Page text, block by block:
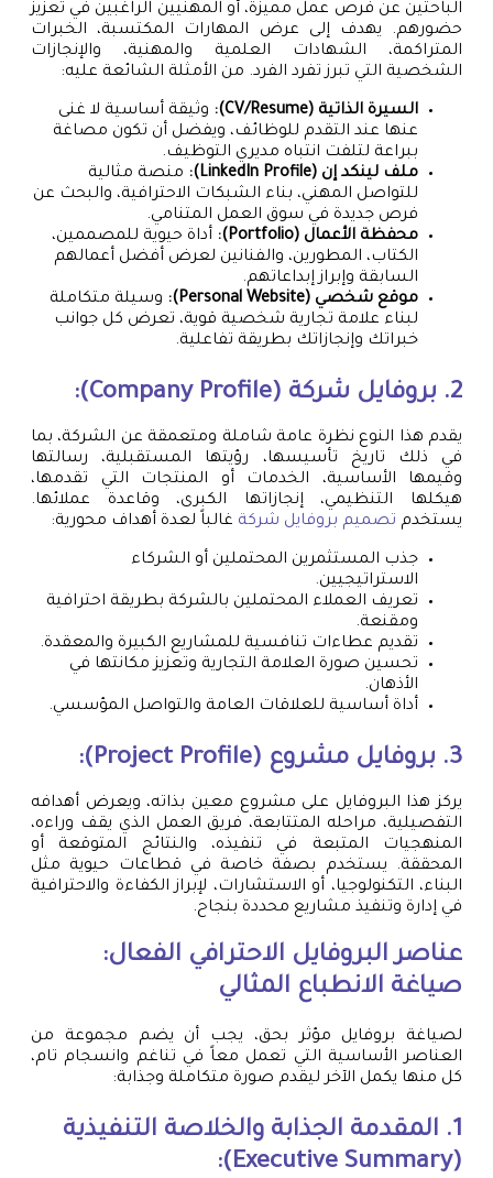
الباحثين عن فرص عمل مميزة، أو المهنيين الراغبين في تعزيز
حضورهم. يهدف إلى عرض المهارات المكتسبة، الخبرات
المتراكمة، الشهادات العلمية والمهنية، والإنجازات
الشخصية التي تبرز تفرد الفرد. من الأمثلة الشائعة عليه:
السيرة الذاتية (CV/Resume):
وثيقة أساسية لا غنى
عنها عند التقدم للوظائف، ويفضل أن تكون مصاغة
ببراعة لتلفت انتباه مديري التوظيف.
ملف لينكد إن (LinkedIn Profile):
منصة مثالية
للتواصل المهني، بناء الشبكات الاحترافية، والبحث عن
فرص جديدة في سوق العمل المتنامي.
محفظة الأعمال (Portfolio):
أداة حيوية للمصممين،
الكتاب، المطورين، والفنانين لعرض أفضل أعمالهم
السابقة وإبراز إبداعاتهم.
موقع شخصي (Personal Website):
وسيلة متكاملة
لبناء علامة تجارية شخصية قوية، تعرض كل جوانب
خبراتك وإنجازاتك بطريقة تفاعلية.
2. بروفايل شركة (Company Profile):
يقدم هذا النوع نظرة عامة شاملة ومتعمقة عن الشركة، بما
في ذلك تاريخ تأسيسها، رؤيتها المستقبلية، رسالتها
وقيمها الأساسية، الخدمات أو المنتجات التي تقدمها،
هيكلها التنظيمي، إنجازاتها الكبرى، وقاعدة عملائها.
يستخدم تصميم بروفايل شركة غالباً لعدة أهداف محورية:
جذب المستثمرين المحتملين أو الشركاء
الاستراتيجيين.
تعريف العملاء المحتملين بالشركة بطريقة احترافية
ومقنعة.
تقديم عطاءات تنافسية للمشاريع الكبيرة والمعقدة.
تحسين صورة العلامة التجارية وتعزيز مكانتها في
الأذهان.
أداة أساسية للعلاقات العامة والتواصل المؤسسي.
3. بروفايل مشروع (Project Profile):
يركز هذا البروفايل على مشروع معين بذاته، ويعرض أهدافه
التفصيلية، مراحله المتتابعة، فريق العمل الذي يقف وراءه،
المنهجيات المتبعة في تنفيذه، والنتائج المتوقعة أو
المحققة. يستخدم بصفة خاصة في قطاعات حيوية مثل
البناء، التكنولوجيا، أو الاستشارات، لإبراز الكفاءة والاحترافية
في إدارة وتنفيذ مشاريع محددة بنجاح.
عناصر البروفايل الاحترافي الفعال:
صياغة الانطباع المثالي
لصياغة بروفايل مؤثر بحق، يجب أن يضم مجموعة من
العناصر الأساسية التي تعمل معاً في تناغم وانسجام تام،
كل منها يكمل الآخر ليقدم صورة متكاملة وجذابة:
1. المقدمة الجذابة والخلاصة التنفيذية
(Executive Summary):